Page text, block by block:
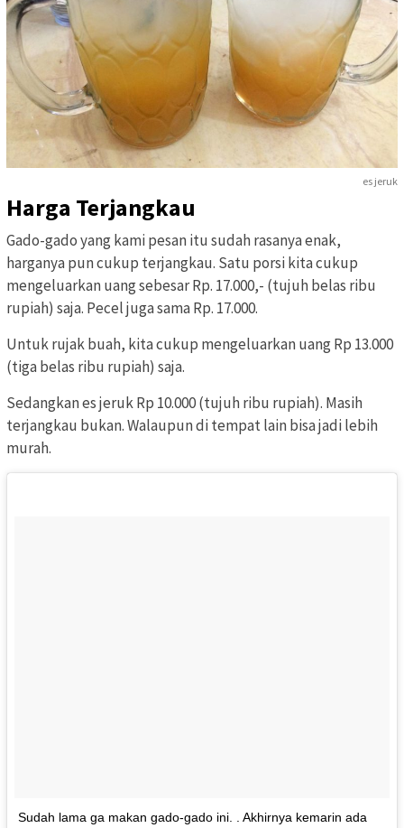
es jeruk
Harga Terjangkau
Gado-gado yang kami pesan itu sudah rasanya enak,
harganya pun cukup terjangkau. Satu porsi kita cukup
mengeluarkan uang sebesar Rp. 17.000,- (tujuh belas ribu
rupiah) saja. Pecel juga sama Rp. 17.000.
Untuk rujak buah, kita cukup mengeluarkan uang Rp 13.000
(tiga belas ribu rupiah) saja.
Sedangkan es jeruk Rp 10.000 (tujuh ribu rupiah). Masih
terjangkau bukan. Walaupun di tempat lain bisa jadi lebih
murah.
Sudah lama ga makan gado-gado ini. . Akhirnya kemarin ada